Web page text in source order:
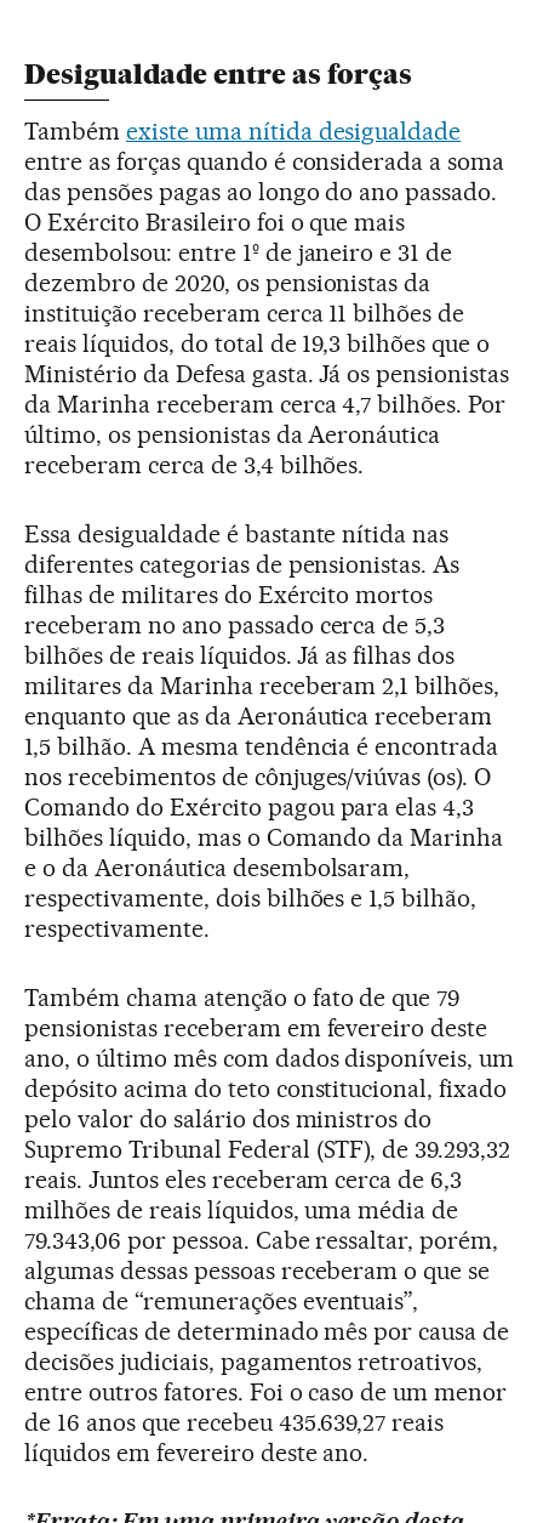
Desigualdade entre as forças
Também existe uma nítida desigualdade
entre as forças quando é considerada a soma
das pensões pagas ao longo do ano passado.
O Exército Brasileiro foi o que mais
desembolsou: entre 1º de janeiro e 31 de
dezembro de 2020, os pensionistas da
instituição receberam cerca 11 bilhões de
reais líquidos, do total de 19,3 bilhões que o
Ministério da Defesa gasta. Já os pensionistas
da Marinha receberam cerca 4,7 bilhões. Por
último, os pensionistas da Aeronáutica
receberam cerca de 3,4 bilhões.
Essa desigualdade é bastante nítida nas
diferentes categorias de pensionistas. As
filhas de militares do Exército mortos
receberam no ano passado cerca de 5,3
bilhões de reais líquidos. Já as filhas dos
militares da Marinha receberam 2,1 bilhões,
enquanto que as da Aeronáutica receberam
1,5 bilhão. A mesma tendência é encontrada
nos recebimentos de cônjuges/viúvas (os). O
Comando do Exército pagou para elas 4,3
bilhões líquido, mas o Comando da Marinha
e o da Aeronáutica desembolsaram,
respectivamente, dois bilhões e 1,5 bilhão,
respectivamente.
Também chama atenção o fato de que 79
pensionistas receberam em fevereiro deste
ano, o último mês com dados disponíveis, um
depósito acima do teto constitucional, fixado
pelo valor do salário dos ministros do
Supremo Tribunal Federal (STF), de 39.293,32
reais. Juntos eles receberam cerca de 6,3
milhões de reais líquidos, uma média de
79.343,06 por pessoa. Cabe ressaltar, porém,
algumas dessas pessoas receberam o que se
chama de “remunerações eventuais”,
específicas de determinado mês por causa de
decisões judiciais, pagamentos retroativos,
entre outros fatores. Foi o caso de um menor
de 16 anos que recebeu 435.639,27 reais
líquidos em fevereiro deste ano.